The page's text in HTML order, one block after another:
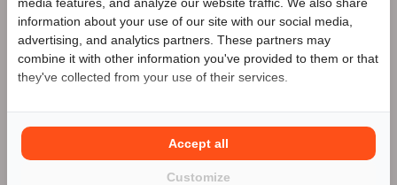
aanbieder
Meer advertenties
411 advertenties (299 actief)
Benieuwd naar de speciale Motor2go prijs? Bel
2534425
information about your use of our site with our social media,
advertising, and analytics partners. These partners may
combine it with other information you've provided to them or that
they've collected from your use of their services.
Customize
Accept all